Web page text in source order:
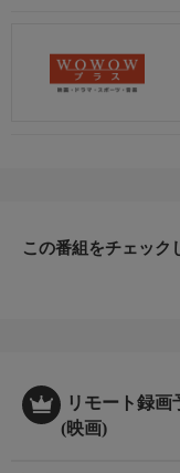
この番組をチェック
リモート録画
(映画)